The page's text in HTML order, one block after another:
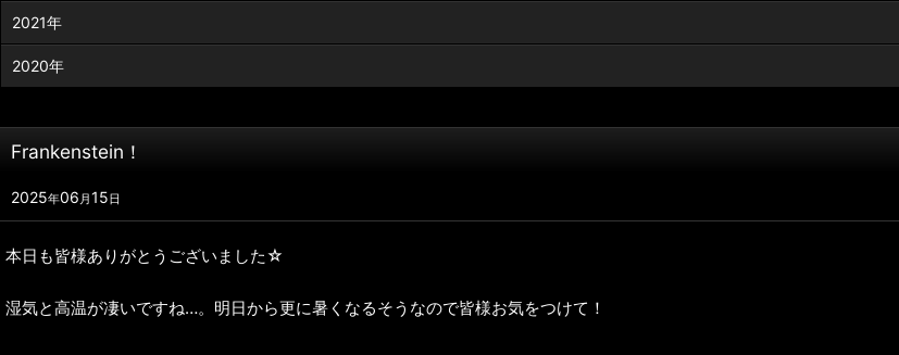
Frankenstein！
2025年06 月15日
本日も皆様ありがとうございました☆
湿気と高温が凄いですね…。明日から更に暑くなるそうなので皆様お気をつけて！
2021年
2020年